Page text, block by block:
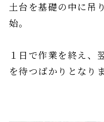
土台を基礎の中に吊
始。
１日で作業を終え、
を待つばかりとなり